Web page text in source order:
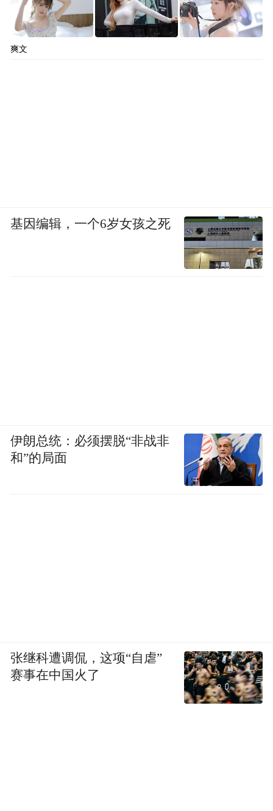
爽文
基因编辑，一个6岁女孩之死
伊朗总统：必须摆脱“非战非
和”的局面
张继科遭调侃，这项“自虐”
赛事在中国火了